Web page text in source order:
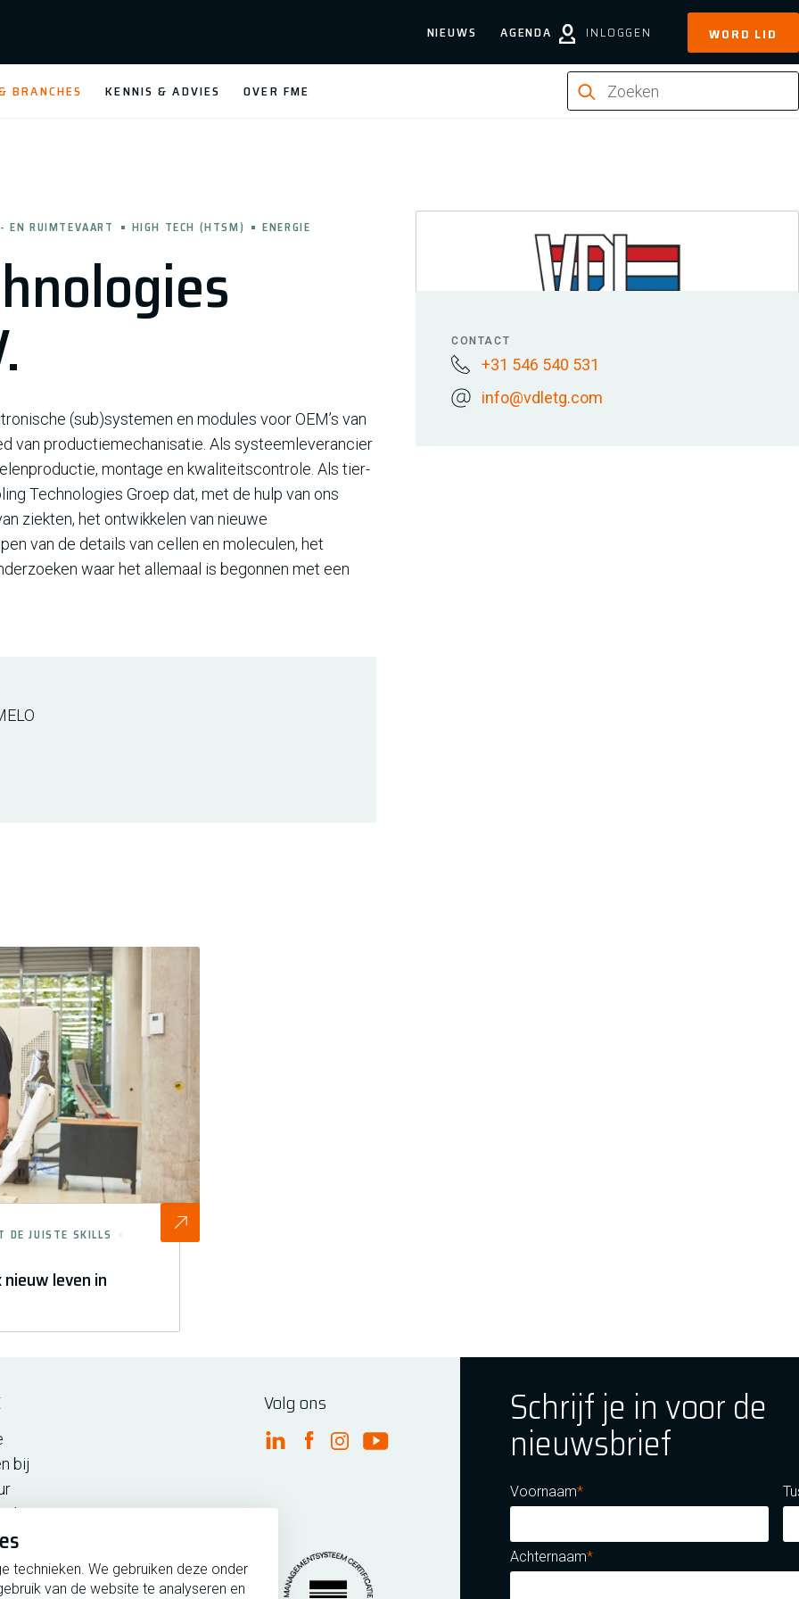
technieken. We gebruiken deze onder
van de website te analyseren en
NIEUWS AGENDA INLOGGEN WORD LID
BRANCHES KENNIS & ADVIES OVER FME
EN RUIMTEVAART HIGH TECH (HTSM) ENERGIE
(sub)systemen en modules voor OEM’s van
van productiemechanisatie. Als systeemleverancier
montage en kwaliteitscontrole. Als tier-
Technologies Groep dat, met de hulp van ons
ziekten, het ontwikkelen van nieuwe
van de details van cellen en moleculen, het
waar het allemaal is begonnen met een
CONTACT
+31 546 540 531
info@vdletg.com
leven in
DE JUISTE SKILLS
bij
de regio
Volg ons
FME Linkedin
FME Facebook
FME Instagram
FME Youtube
Schrijf je in voor de
nieuwsbrief
Voornaam
Achternaam